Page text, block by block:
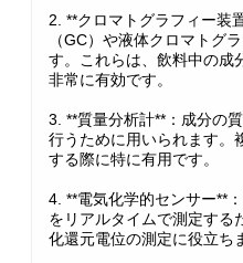
2. **クロマトグラフィー装
（GC）や液体クロマトグ
す。これらは、飲料中の成
非常に有効です。
3. **質量分析計**：成分の
行うために用いられます。
する際に特に有用です。
4. **電気化学的センサー**
をリアルタイムで測定する
化還元電位の測定に役立ち